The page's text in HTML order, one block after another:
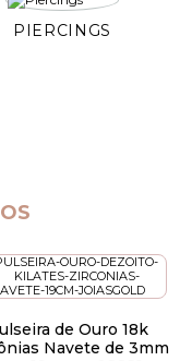
PIERCINGS
de Ouro 18k
Navete de 3mm